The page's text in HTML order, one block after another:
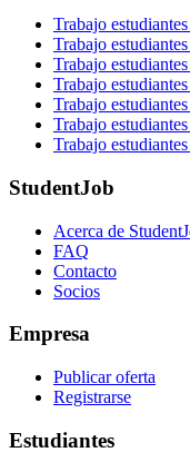
Trabajo
Trabajo
Trabajo
Trabajo
Trabajo
Trabajo
Trabajo
StudentJob
Acerca de
FAQ
Contacto
Socios
Empresa
Publicar oferta
Registrarse
Estudiantes